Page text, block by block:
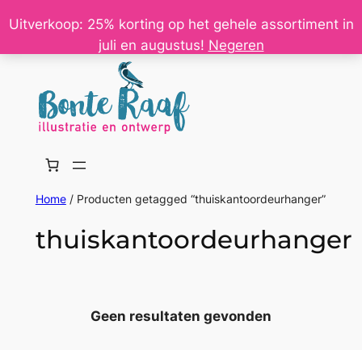
Uitverkoop: 25% korting op het gehele assortiment in
juli en augustus! Negeren
Ga
de
Home/ Producten getagged “thuiskantoordeurhanger”
thuiskantoordeurhanger
Geen resultaten gevonden